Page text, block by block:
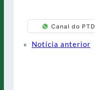
Canal do PTD
«
Notícia anterior